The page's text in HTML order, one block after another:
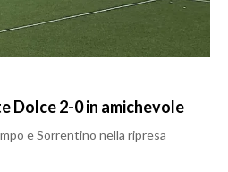
Dolce 2-0 in amichevole
e Sorrentino nella ripresa